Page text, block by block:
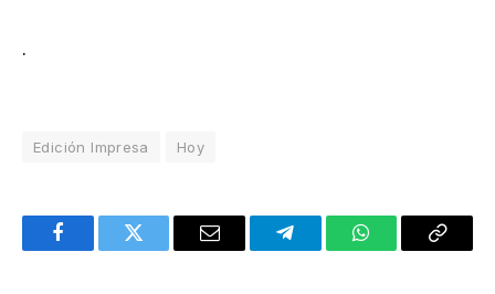
.
Edición Impresa Hoy
FacebookTwitter Email TelegramWhatsAppCopy